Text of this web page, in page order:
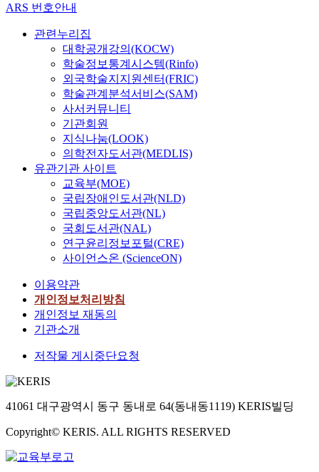
ARS 번호안내
관련누리집
대학공개강의(KOCW)
학술정보통계시스템(Rinfo)
외국학술지지원센터(FRIC)
학술관계분석서비스(SAM)
사서커뮤니티
기관회원
지식나눔(LOOK)
의학전자도서관(MEDLIS)
유관기관 사이트
교육부(MOE)
국립장애인도서관(NLD)
국립중앙도서관(NL)
국회도서관(NAL)
연구윤리정보포털(CRE)
사이언스온 (ScienceON)
이용약관
개인정보처리방침
개인정보 재동의
기관소개
저작물 게시중단요청
41061 대구광역시 동구 동내로 64(동내동1119) KERIS빌딩
Copyright© KERIS. ALL RIGHTS RESERVED